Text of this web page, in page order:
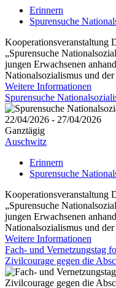
Erinnern
Spurensuche
Kooperationsveranstaltung
„Spurensuche
jungen Erwachsenen
Nationalsozialismus und
Weitere Informationen
Spurensuche
22/04/2026 - 27/04/2026
Ganztägig
Auschwitz
Erinnern
Spurensuche
Kooperationsveranstaltung
„Spurensuche
jungen Erwachsenen
Nationalsozialismus und
Weitere Informationen
Fach- und Vernetzungstag
Zivilcourage gegen die